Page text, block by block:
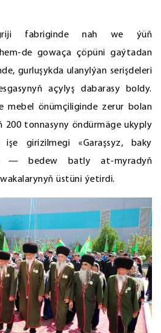
fabriginde nah we ýüň
de gowaça çöpüni gaýtadan
gurluşykda ulanylýan serişdeleri
açylyş dabarasy boldy.
mebel önümçiliginde zerur bolan
200 tonnasyny öndürmäge ukyply
işe girizilmegi «Garaşsyz, baky
— bedew batly at-myradyň
üstüni ýetirdi.